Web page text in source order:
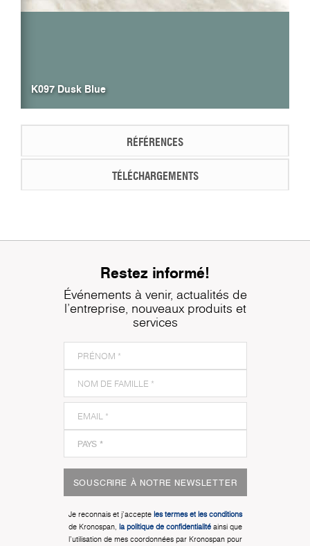
K097 Dusk Blue
RÉFÉRENCES
TÉLÉCHARGEMENTS
Restez informé!
Événements à venir, actualités de
l'entreprise, nouveaux produits et
services
SOUSCRIRE À NOTRE NEWSLETTER
Je reconnais et j'accepte les termes et les conditions
de Kronospan, la politique de confidentialitéainsi que
l'utilisation de mes coordonnées par Kronospan pour